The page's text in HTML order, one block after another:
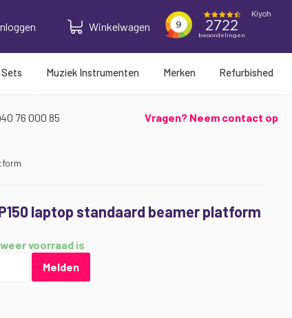
Winkelwagen
Sets Muziek Instrumenten Merken Refurbished
76 000 85 Vragen? Neem contact op
laptop standaard beamer platform
voorraad is
Melden